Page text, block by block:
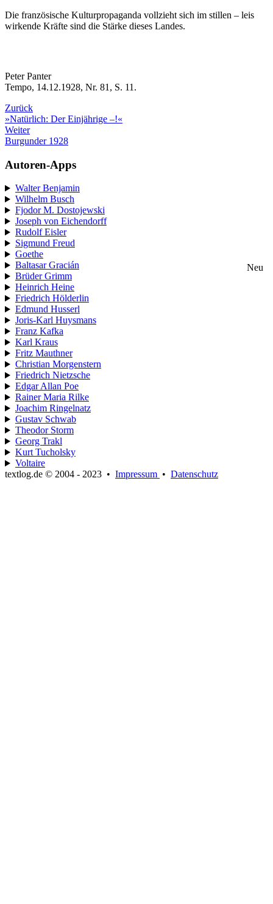
Die französische Kulturpropaganda vollzieht sich im stillen – leis
wirkende Kräfte sind die Stärke dieses Landes.
Peter Panter
Tempo, 14.12.1928, Nr. 81, S. 11.
Zurück
»Natürlich: Der Einjährige –!«
Weiter
Burgunder 1928
Autoren-Apps
Walter Benjamin
Wilhelm Busch
Fjodor M. Dostojewski
Joseph von Eichendorff
Rudolf Eisler
Sigmund Freud
Goethe
Baltasar Gracián
Neu
Brüder Grimm
Heinrich Heine
Friedrich Hölderlin
Edmund Husserl
Joris-Karl Huysmans
Franz Kafka
Karl Kraus
Fritz Mauthner
Christian Morgenstern
Friedrich Nietzsche
Edgar Allan Poe
Rainer Maria Rilke
Joachim Ringelnatz
Gustav Schwab
Theodor Storm
Georg Trakl
Kurt Tucholsky
Voltaire
textlog.de © 2004 - 2023 • Impressum • Datenschutz